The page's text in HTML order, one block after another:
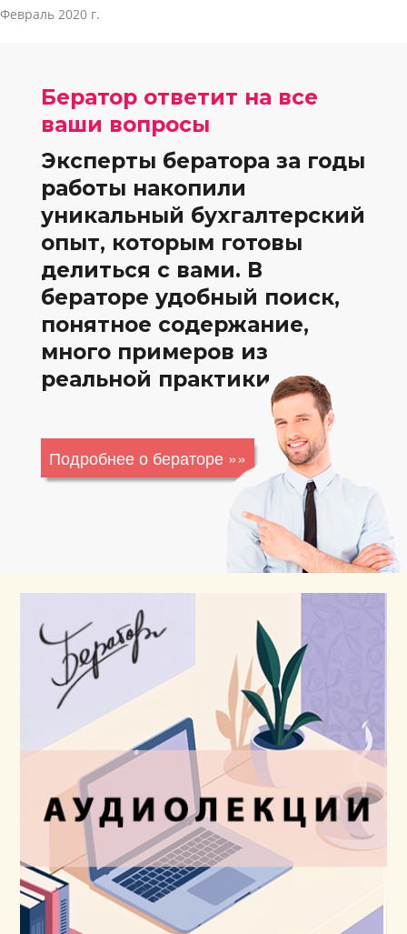
Февраль 2020 г.
Бератор ответит на все
ваши вопросы
Эксперты бератора за годы
работы накопили
уникальный бухгалтерский
опыт, которым готовы
делиться с вами. В
бераторе удобный поиск,
понятное содержание,
много примеров из
реальной практики.
Подробнее о бераторе »»